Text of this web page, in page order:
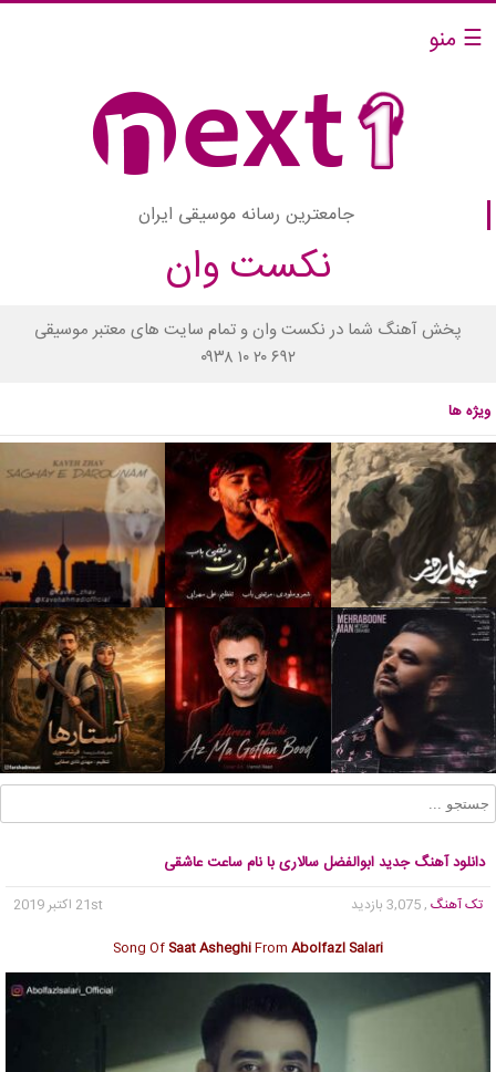
☰ منو
جامعترین رسانه موسیقی ایران
نکست وان
پخش آهنگ شما در نکست وان و تمام سایت های معتبر موسیقی
۰۹۳۸ ۱۰ ۲۰ ۶۹۲
ویژه ها
دانلود آهنگ جدید ابوالفضل سالاری با نام ساعت عاشقی
تک آهنگ , 3,075 بازدید
21st اکتبر 2019
Song Of Saat AsheghiFrom Abolfazl Salari